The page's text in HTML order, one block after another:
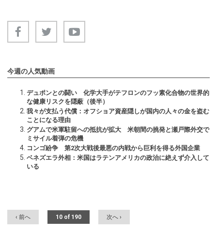
今週の人気動画
デュポンとの闘い 化学大手がテフロンのフッ素化合物の世界的
な健康リスクを隠蔽（後半）
我々が支払う代償：オフショア資産隠しが国内の人々の金を盗む
ことになる理由
グアムで米軍駐留への抵抗が拡大 米朝間の挑発と瀬戸際外交で
ミサイル着弾の危機
コンゴ紛争 第2次大戦後最悪の内戦から巨利を得る外国企業
ベネズエラ外相：米国はラテンアメリカの政治に絶えず介入して
いる
‹ 前へ 10 of 190 次へ ›